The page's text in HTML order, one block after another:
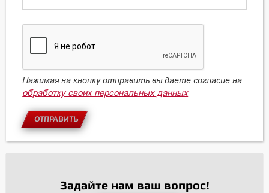
Нажимая на кнопку отправить вы даете согласие на
обработку своих персональных данных
ОТПРАВИТЬ
Задайте нам ваш вопрос!